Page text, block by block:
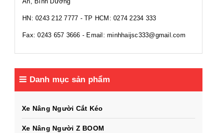
HN: 0243 212 7777 - TP HCM: 0274 2234 333
Fax: 0243 657 3666 - Email: minhhaijsc333@gmail.com
Danh mục sản phẩm
Xe Nâng Người Cắt Kéo
Xe Nâng Người Z BOOM